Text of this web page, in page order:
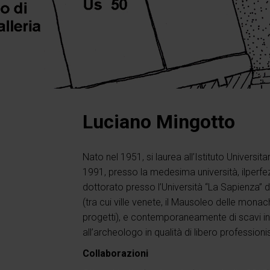
Luciano Mingotto
Nato nel 1951, si laurea all’Istituto
1991, presso la medesima università,
dottorato presso l’Università “La
(tra cui ville venete, il Mausoleo delle
progetti), e contemporaneamente di scavi
all’archeologo in qualità di libero
Collaborazioni